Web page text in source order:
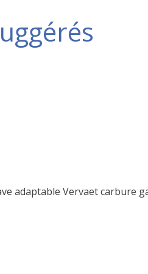
adaptable Vervaet carbure